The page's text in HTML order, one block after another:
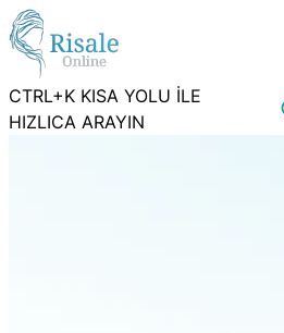
CTRL+K KISA YOLU İLE
HIZLICA ARAYIN